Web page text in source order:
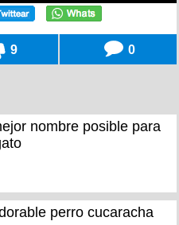
9 0
nombre posible para
perro cucaracha